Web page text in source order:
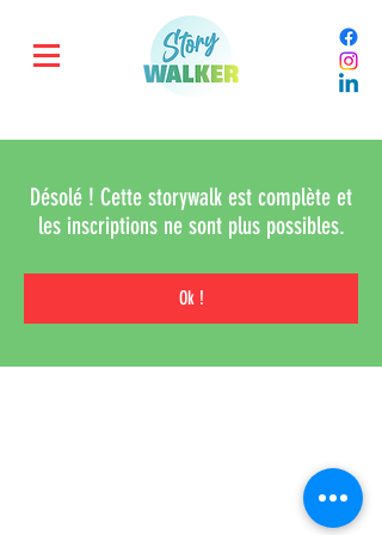
Désolé ! Cette storywalk est complète et
les inscriptions ne sont plus possibles.
Ok !